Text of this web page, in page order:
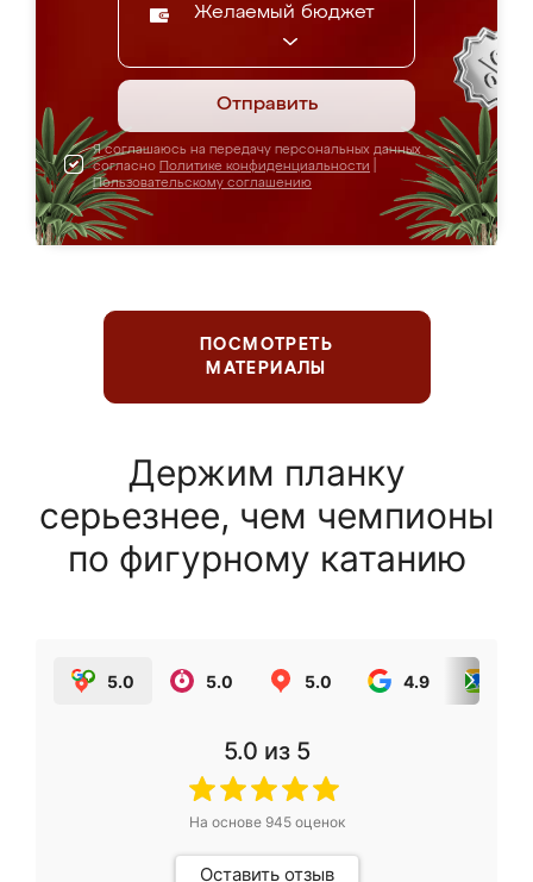
Желаемый бюджет
Отправить
Я соглашаюсь на передачу персональных данных
согласно Политике конфиденциальности
Пользовательскому соглашению
ПОСМОТРЕТЬ
МАТЕРИАЛЫ
Держим планку
серьезнее, чем чемпионы
по фигурному катанию
5.0 5.0 5.0 4.9
5.0 из 5
На основе 945оценок
Оставить отзыв